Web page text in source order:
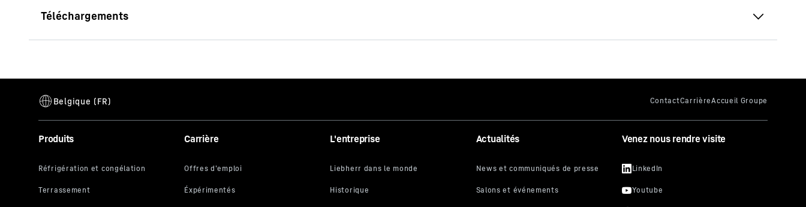
types forts.
Produits Carrière L'entreprise Actualités Venez nous rendre visite